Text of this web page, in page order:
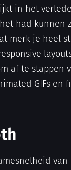
in het
had kunnen
merk je heel
af te stappen
GIFs en
van